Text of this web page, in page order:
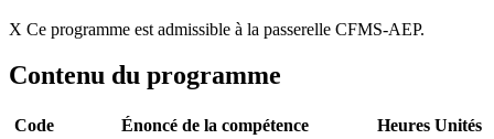
X Ce programme est admissible à la passerelle CFMS-AEP.
Contenu du programme
Code Énoncé de la compétence Heures Unités